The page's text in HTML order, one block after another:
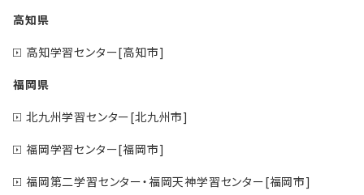
高知県
高知学習センター[高知市]
福岡県
北九州学習センター[北九州市]
福岡学習センター[福岡市]
福岡第二学習センター・福岡天神学習センター[福岡市]